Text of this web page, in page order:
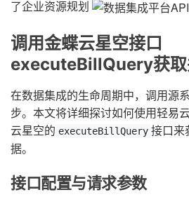
了企业资源规划
调用金蝶云星空接口
executeBillQuery获取
在数据集成的生命周期中，调用源
步。本文将详细探讨如何使用轻易
云星空的 executeBillQuery 接口来
据。
接口配置与请求参数